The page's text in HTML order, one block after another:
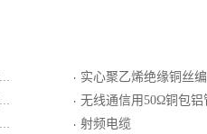
· 实心聚乙烯绝缘铜丝编织外导体聚氯
· 无线通信用50Ω铜包铝管内导体泡沫聚乙烯绝缘环形皱纹铜管外
· 射频电缆